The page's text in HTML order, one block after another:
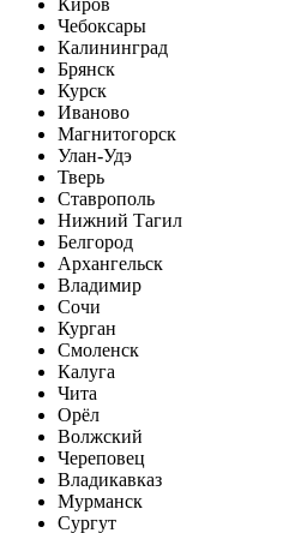
Киров
Чебоксары
Калининград
Брянск
Курск
Иваново
Магнитогорск
Улан-Удэ
Тверь
Ставрополь
Нижний Тагил
Белгород
Архангельск
Владимир
Сочи
Курган
Смоленск
Калуга
Чита
Орёл
Волжский
Череповец
Владикавказ
Мурманск
Сургут